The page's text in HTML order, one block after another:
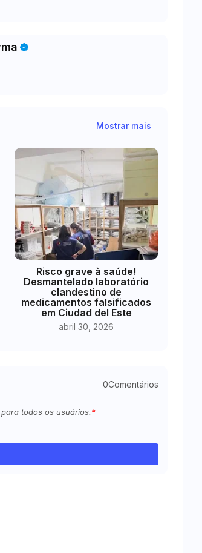
Mostrar mais
Risco grave à saúde!
Desmantelado laboratório
clandestino de
medicamentos falsificados
em Ciudad del Este
abril 30, 2026
0Comentários
todos os usuários.